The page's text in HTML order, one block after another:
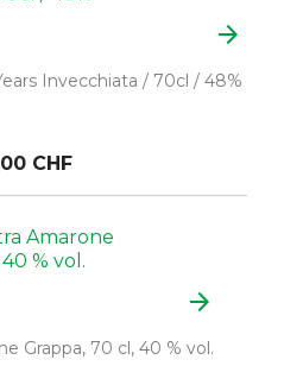
arrow_forward
Invecchiata / 70cl / 48%
CHF
arrow_forward
Grappa, 70 cl, 40 % vol.